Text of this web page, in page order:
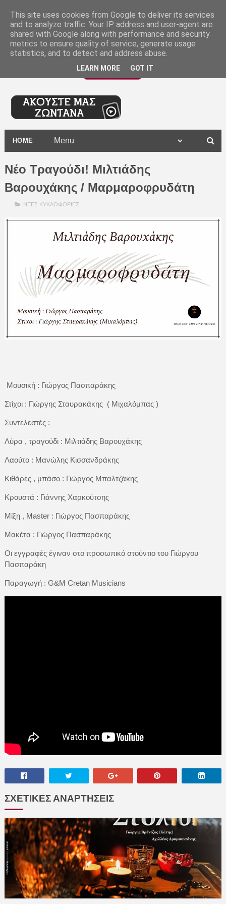
HOME
Νέο Τραγούδι! Μιλτιάδης
Βαρουχάκης / Μαρμαροφρυδάτη
ΝΕΕΣ ΚΥΚΛΟΦΟΡΙΕΣ
Μουσική : Γιώργος Πασπαράκης
Στίχοι : Γιώργης Σταυρακάκης ( Μιχαλόμπας )
Συντελεστές :
Λύρα , τραγούδι : Μιλτιάδης Βαρουχάκης
Λαούτο : Μανώλης Κισσανδράκης
Κιθάρες , μπάσο : Γιώργος Μπαλτζάκης
Κρουστά : Γιάννης Χαρκούτσης
Μίξη , Master : Γιώργος Πασπαράκης
Μακέτα : Γιώργος Πασπαράκης
Οι εγγραφές έγιναν στο προσωπικό στούντιο του Γιώργου
Πασπαράκη
Παραγωγή : G&M Cretan Musicians
ΣΧΕΤΙΚΕΣ ΑΝΑΡΤΗΣΕΙΣ
This site uses cookies from Google to deliver its services
and to analyze traffic. Your IP address and user-agent are
shared with Google along with performance and security
metrics to ensure quality of service, generate usage
statistics, and to detect and address abuse.
LEARN MORE GOT IT